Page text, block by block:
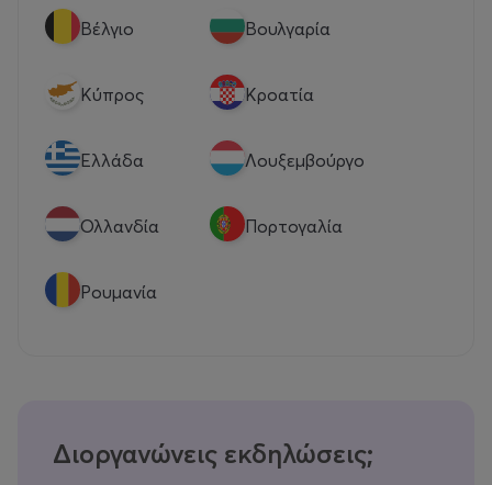
Βέλγιο Βουλγαρία
Κύπρος Κροατία
Eλλάδα Λουξεμβούργο
Ολλανδία Πορτογαλία
Ρουμανία
Διοργανώνεις εκδηλώσεις;